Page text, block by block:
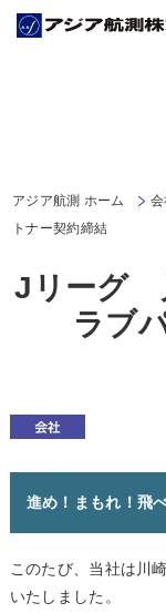
アジア航測 ホーム
トナー契約締結
Jリーグ
ラブ
進め！まもれ！飛べ
このたび、当社は川
いたしました。